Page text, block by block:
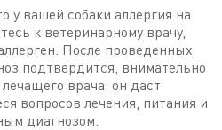
у вашей собаки аллергия на
к ветеринарному врачу,
После проведенных
подтвердится, внимательно
врача: он даст
вопросов лечения, питания и
диагнозом.